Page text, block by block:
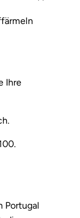
Ihre
Portugal